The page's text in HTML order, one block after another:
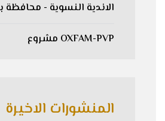
الاندية النسوية - محافظة
OXFAM-PVP مشروع
المنشورات الاخيرة